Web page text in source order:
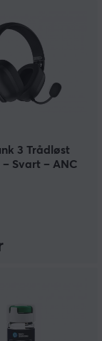
3 Trådløst
– Svart – ANC